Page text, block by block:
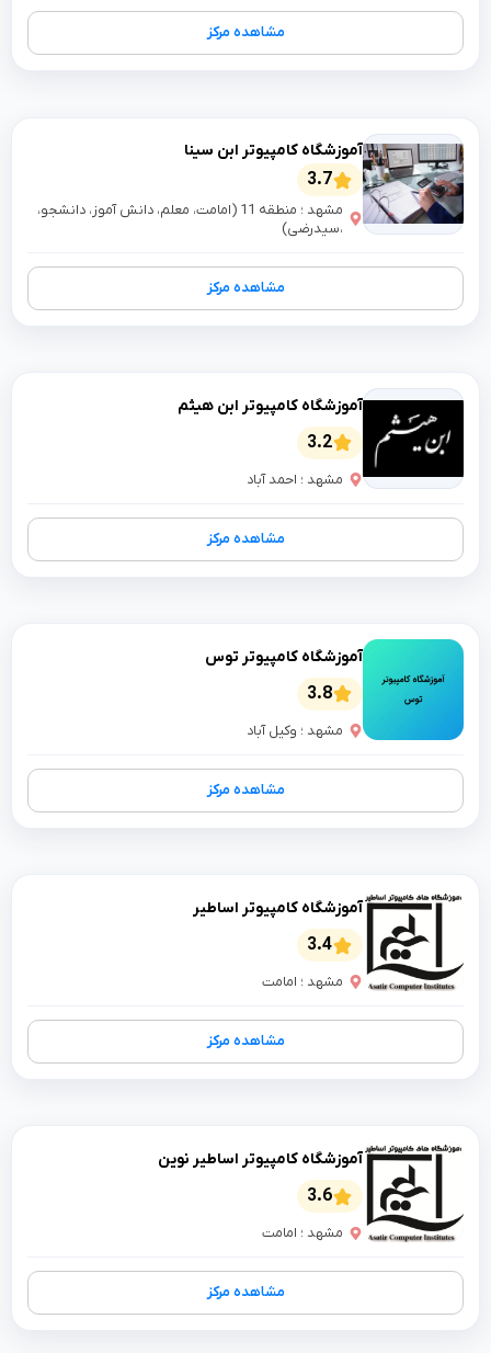
مشاهده مرکز
آموزشگاه کامپیوتر ابن سینا
3.7
مشهد ؛ منطقه 11 (امامت، معلم، دانش آموز، دانشجو،
،سیدرضی)
مشاهده مرکز
آموزشگاه کامپیوتر ابن هیثم
3.2
مشهد ؛ احمد آباد
مشاهده مرکز
آموزشگاه کامپیوتر توس
3.8
مشهد ؛ وکیل آباد
مشاهده مرکز
آموزشگاه کامپیوتر اساطیر
3.4
مشهد ؛ امامت
مشاهده مرکز
آموزشگاه کامپیوتر اساطیر نوین
3.6
مشهد ؛ امامت
مشاهده مرکز